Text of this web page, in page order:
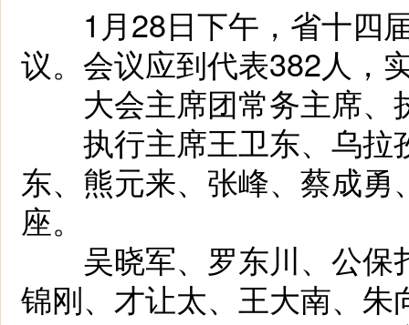
1月28日下午，省十四届
议。会议应到代表382人，
大会主席团常务主席、
执行主席王卫东、乌拉
东、熊元来、张峰、蔡成
座。
吴晓军、罗东川、公保
锦刚、才让太、王大南、